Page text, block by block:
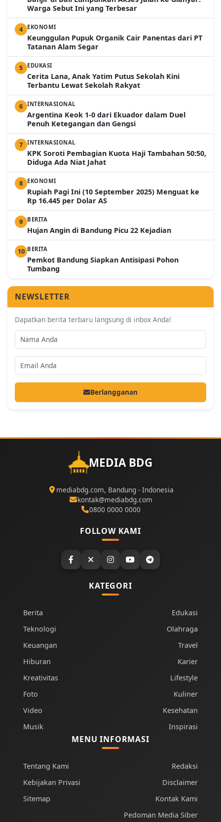
Warga Sebut Ini yang Terbesar
4 EKONOMI
Keunggulan Pupuk Organik Cair Panentas dari PT
Tatanan Alam Segar
5 EDUKASI
Cerita Lana, Anak Yatim Putus Sekolah Kini
Terbantu Lewat Sekolah Rakyat
6 INTERNASIONAL
Argentina Keok 1-0 dari Ekuador dalam Duel
Penuh Ketegangan dan Gengsi
7 INTERNASIONAL
KPK Soroti Pembagian Kuota Haji Tambahan 50:50,
Diduga Ada Niat Jahat
8 EKONOMI
Rupiah Pagi Ini (10 September 2025) Menguat ke
Rp 16.445 per Dolar AS
9 BERITA
Hujan Angin di Bandung Picu 22 Kejadian
10 BERITA
Pemkot Bandung Siapkan Antisipasi Pohon
Tumbang
NEWSLETTER
Dapatkan berita terbaru langsung di inbox Anda!
Berlangganan
MEDIA BDG
mediabdg.com, Bandung - Indonesia
kontak@mediabdg.com
0800 0000 0000
FOLLOW KAMI
KATEGORI
Berita
Teknologi
Keuangan
Hiburan
Kreativitas
Foto
Video
Musik
Edukasi
Olahraga
Travel
Karier
Lifestyle
Kuliner
Kesehatan
Inspirasi
MENU INFORMASI
Tentang Kami
Kebijakan Privasi
Sitemap
Redaksi
Disclaimer
Kontak Kami
Pedoman Media Siber